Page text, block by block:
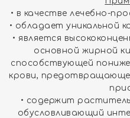
• в качестве лечебно-
• обладает уникальной
• является
основной жирной
способствующей
крови,
• содержит
обусловливающий